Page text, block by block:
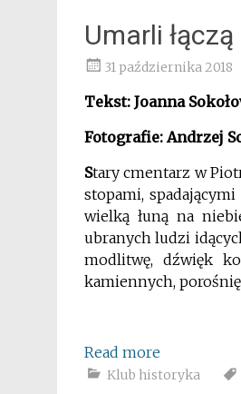
Umarli
31 października 2018
Tekst: Joanna
Fotografie: Andrzej
Stary cmentarz w
stopami,
wielką łuną na
ubranych ludzi
modlitwę, dźwięk
kamiennych,
Read more
Klub historyka